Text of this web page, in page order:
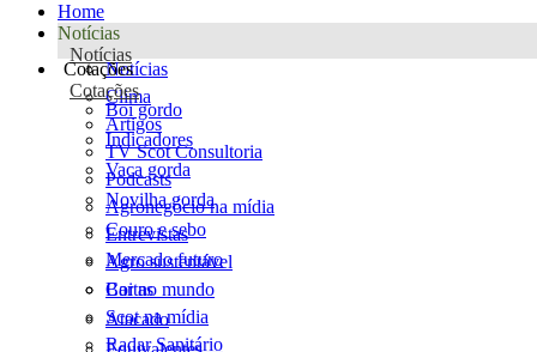
Home
Notícias
Notícias
Notícias
Clima
Artigos
TV Scot Consultoria
Podcasts
Agronegócio na mídia
Entrevistas
Agro sustentável
Cartas
Scot na mídia
Radar Sanitário
Cotações
Cotações
Boi gordo
Indicadores
Vaca gorda
Novilha gorda
Couro e sebo
Mercado futuro
Boi no mundo
Atacado